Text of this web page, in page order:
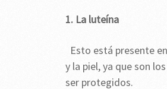
1. La luteína
Esto está presente
y la piel, ya que son
ser protegidos.